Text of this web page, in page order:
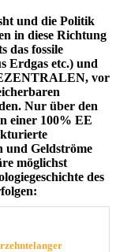
und die Politik
in diese Richtung
das fossile
Erdgas etc.) und
vor
Nur über den
einer 100% EE
und Geldströme
möglichst
des